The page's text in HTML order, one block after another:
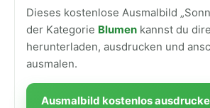
Dieses kostenlose Ausmalbild
der Kategorie Blumen kannst du
herunterladen, ausdrucken und
ausmalen.
Ausmalbild kostenlos